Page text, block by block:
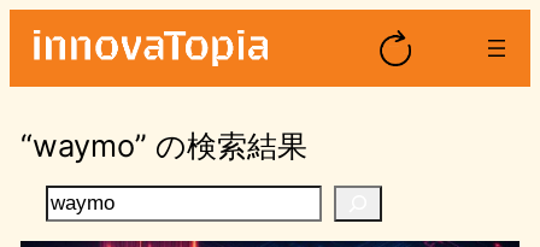
を
キ
“waymo” の検索結果